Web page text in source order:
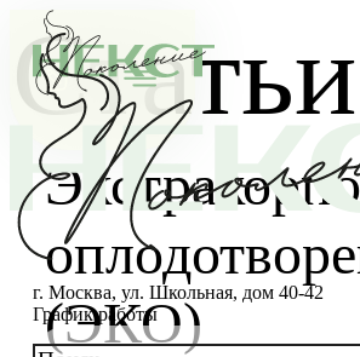
г. Москва, ул. Школьная, дом 40-42
График работы
Статьи
(ЭКО)